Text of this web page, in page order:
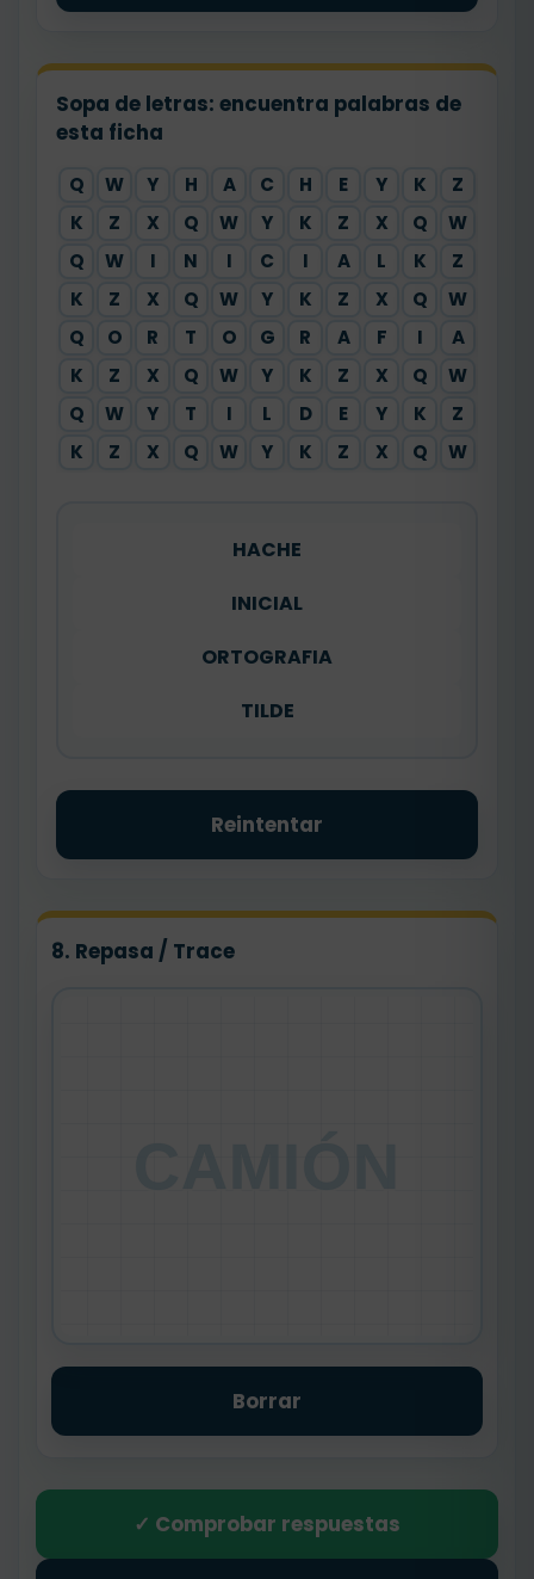
Sopa de letras: encuentra palabras de
esta ficha
Q W Y H A C H E Y K Z
K
Z X Q W Y K Z X Q W
Q
W I N I C I A L K Z
K
Z X Q W Y K Z X Q W
Q
O R T O G R A F I A
K
Z X Q W Y K Z X Q W
Q
W Y T I L D E Y K Z
K
Z X Q W Y K Z X Q W
HACHE
INICIAL
ORTOGRAFIA
TILDE
Reintentar
8. Repasa / Trace
Borrar
✓ Comprobar respuestas